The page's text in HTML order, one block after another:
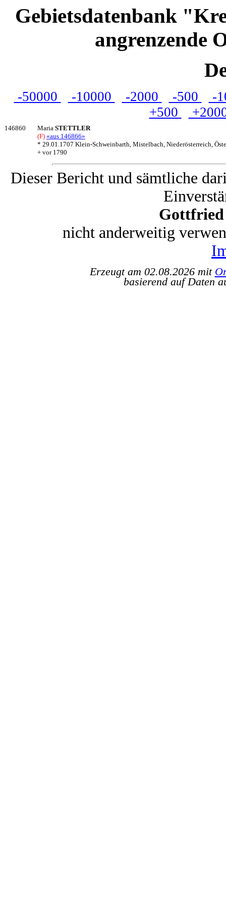
Gebietsdatenbank
angrenzende
-50000 -10000 -2000 -500
-
+500
146860 Maria STETTLER
(F) «aus 146866»
* 29.01.1707 Klein-Schweinbarth, Mistelbach, Niederösterreich,
+ vor 1790
Dieser Bericht und sämtliche
Gottfried
nicht anderweitig
Erzeugt am 02.08.2026 mit
basierend auf Daten